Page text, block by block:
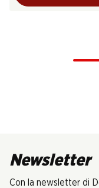
Newsletter
Con la newsletter di